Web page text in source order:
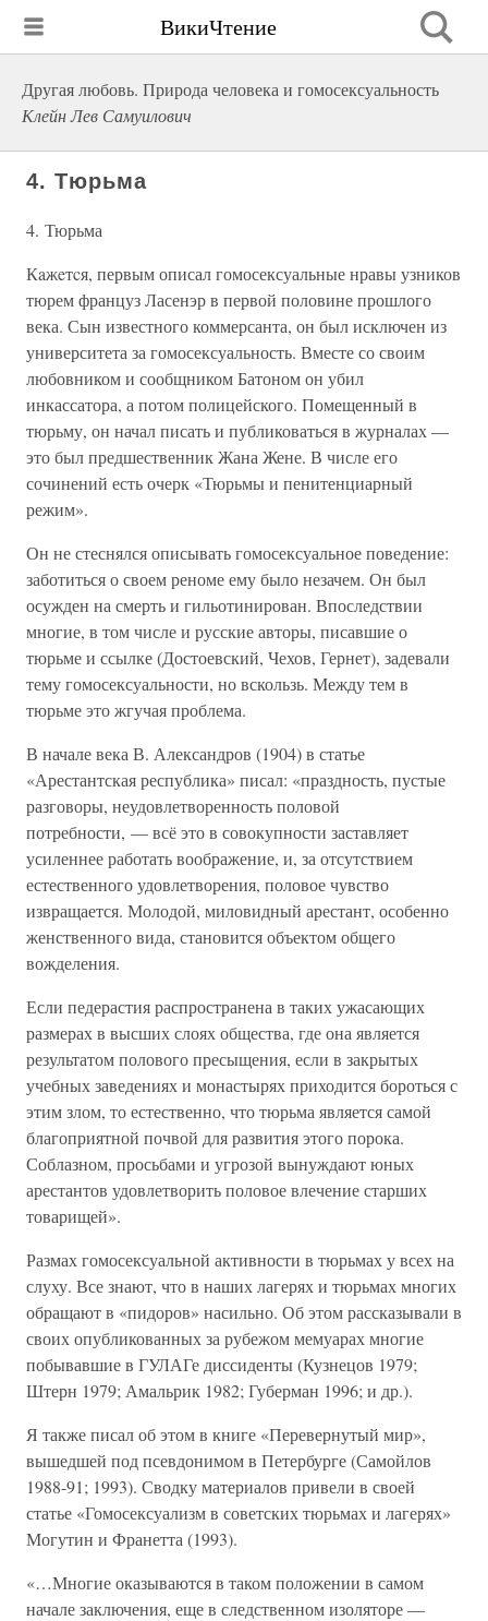
ВикиЧтение
Другая любовь. Природа человека и гомосексуальность
Клейн Лев Самуилович
4. Тюрьма
4. Тюрьма
Кaжeтcя, первым описал гомосексуальные нравы узников
тюрем француз Ласенэр в первой половине прошлого
века. Сын известного коммерсанта, он был исключен из
университета за гомосексуальность. Вместе со своим
любовником и сообщником Батоном он убил
инкассатора, а потом полицейского. Помещенный в
тюрьму, он начал писать и публиковаться в журналах —
это был предшественник Жана Жене. В числе его
сочинений есть очерк «Тюрьмы и пенитенциарный
режим».
Он не стеснялся описывать гомосексуальное поведение:
заботиться о своем реноме ему было незачем. Он был
осужден на смерть и гильотинирован. Впоследствии
многие, в том числе и русские авторы, писавшие о
тюрьме и ссылке (Достоевский, Чехов, Гернет), задевали
тему гомосексуальности, но вскользь. Между тем в
тюрьме это жгучая проблема.
В начале века В. Александров (1904) в статье
«Арестантская республика» писал: «праздность, пустые
разговоры, неудовлетворенность половой
потребности, — всё это в совокупности заставляет
усиленнее работать воображение, и, за отсутствием
естественного удовлетворения, половое чувство
извращается. Молодой, миловидный арестант, особенно
женственного вида, становится объектом общего
вожделения.
Если педерастия распространена в таких ужасающих
размерах в высших слоях общества, где она является
результатом полового пресыщения, если в закрытых
учебных заведениях и монастырях приходится бороться с
этим злом, то естественно, что тюрьма является самой
благоприятной почвой для развития этого порока.
Соблазном, просьбами и угрозой вынуждают юных
арестантов удовлетворить половое влечение старших
товарищей».
Размах гомосексуальной активности в тюрьмах у всех на
слуху. Все знают, что в наших лагерях и тюрьмах многих
обращают в «пидоров» насильно. Об этом рассказывали в
своих опубликованных за рубежом мемуарах многие
побывавшие в ГУЛАГе диссиденты (Кузнецов 1979;
Штерн 1979; Амальрик 1982; Губерман 1996; и др.).
Я также писал об этом в книге «Перевернутый мир»,
вышедшей под псевдонимом в Петербурге (Самойлов
1988-91; 1993). Сводку материалов привели в своей
статье «Гомосексуализм в советских тюрьмах и лагерях»
Могутин и Франетта (1993).
«…Многие оказываются в таком положении в самом
начале заключения, еще в следственном изоляторе —